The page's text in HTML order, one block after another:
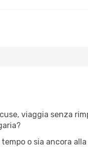
viaggia senza
o sia ancora